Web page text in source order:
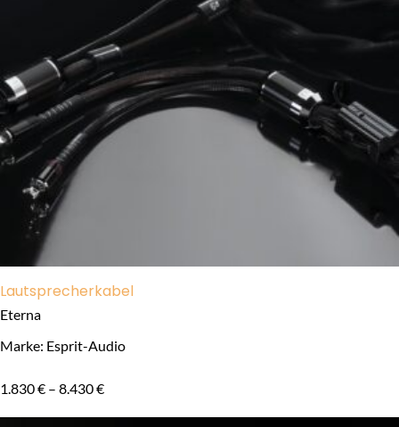
Lautsprecherkabel
Eterna
Marke: Esprit-Audio
1.830€ – 8.430€